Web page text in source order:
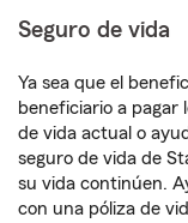
Seguro de vida
Ya sea que el
beneficiario a pagar
de vida actual o
seguro de vida de
su vida continúen.
con una póliza de